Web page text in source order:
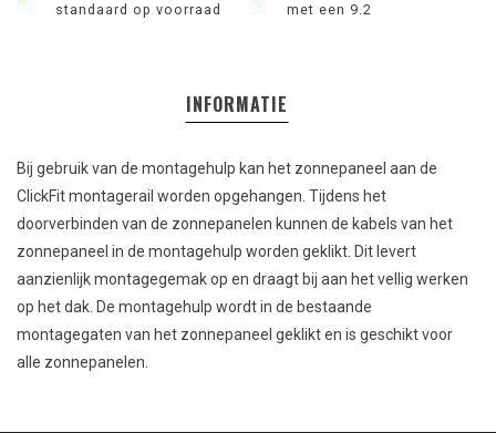
standaard op voorraad
met een 9.2
INFORMATIE
Bij gebruik van de montagehulp kan het zonnepaneel aan de
ClickFit montagerail worden opgehangen. Tijdens het
doorverbinden van de zonnepanelen kunnen de kabels van het
zonnepaneel in de montagehulp worden geklikt. Dit levert
aanzienlijk montagegemak op en draagt bij aan het vellig werken
op het dak. De montagehulp wordt in de bestaande
montagegaten van het zonnepaneel geklikt en is geschikt voor
alle zonnepanelen.